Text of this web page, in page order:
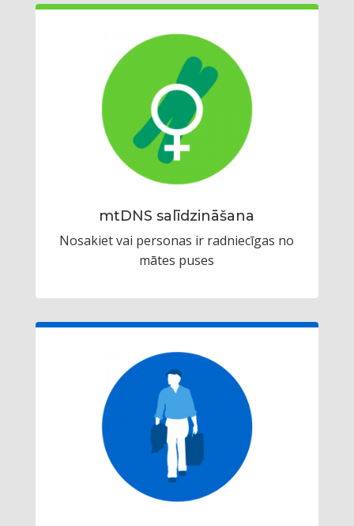
mtDNS salīdzināšana
Nosakiet vai personas ir radniecīgas no
mātes puses